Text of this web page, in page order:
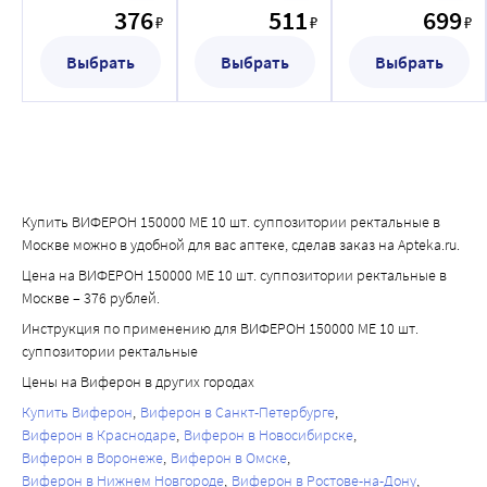
Рекомендуемая доза для взрослых - ВИФЕРОН® 1 000 000
ежедневно в течение 10 суток и более при
рецидивирующей инфекции. По клиническим
рецидивирующего герпеса желательно начинать
лечение в продромальном периоде или в самом начале
проявления признаков рецидива.
Беременным со II триместра беременности (начиная с 14
недели гестации) рекомендовано применение препарата
ВИФЕРОН® 500 000 МЕ по 1 суппозиторию 2 раза в сутки
через 12 ч ежедневно в течение 10 суток, затем в течение
9 дней 3 раза с интервалом в 3 дня (на четвертый день) по
1 суппозиторию 2 раза в сутки через 12 часов. Далее
каждые 4 недели до родоразрешения ВИФЕРОН® 150 000
376₽
Выбрать
511₽
Выбрать
699₽
Выбрать
Купить ВИФЕРОН 150000 МЕ 10 шт. суппозитории ректальные в
Москве можно в удобной для вас аптеке, сделав заказ на Apteka.ru.
Цена на ВИФЕРОН 150000 МЕ 10 шт. суппозитории ректальные в
Москве – 376 рублей.
Инструкция по применению для ВИФЕРОН 150000 МЕ 10 шт.
суппозитории ректальные
Цены на Виферон в других городах
Купить Виферон Виферон в Санкт-Петербурге
Виферон в Краснодаре Виферон в Новосибирске
Виферон в Воронеже Виферон в Омске
Виферон в Нижнем Новгороде Виферон в Ростове-на-Дону